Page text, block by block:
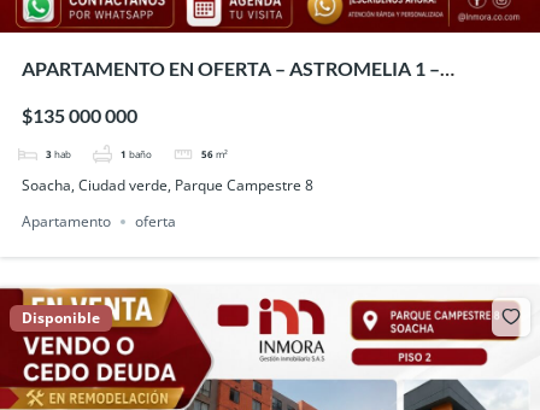
APARTAMENTO EN OFERTA – ASTROMELIA 1 –
$135 000 000
3 hab 1 baño 56 m²
Soacha, Ciudad verde, Parque Campestre 8
Apartamento
oferta
Disponible